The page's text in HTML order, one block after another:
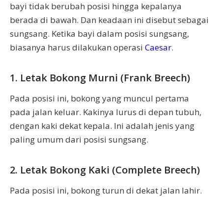
bayi tidak berubah posisi hingga kepalanya
berada di bawah. Dan keadaan ini disebut sebagai
sungsang. Ketika bayi dalam posisi sungsang,
biasanya harus dilakukan operasi Caesar.
1. Letak Bokong Murni (Frank Breech)
Pada posisi ini, bokong yang muncul pertama
pada jalan keluar. Kakinya lurus di depan tubuh,
dengan kaki dekat kepala. Ini adalah jenis yang
paling umum dari posisi sungsang.
2. Letak Bokong Kaki (Complete Breech)
Pada posisi ini, bokong turun di dekat jalan lahir.